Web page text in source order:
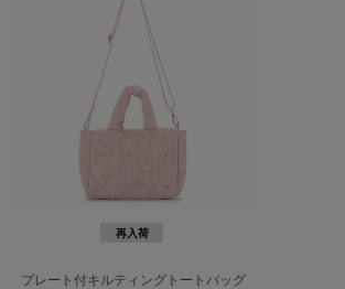
再入荷
プレート付キルティングトートバッグ